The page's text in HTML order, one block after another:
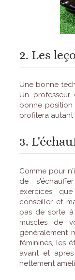
2. Les
Une bonne
Un
bonne
profitera autant
3.
Comme pour
de
exercices
conseiller et
pas de sorte à
muscles de
généralement
féminines, les
avant et
nettement